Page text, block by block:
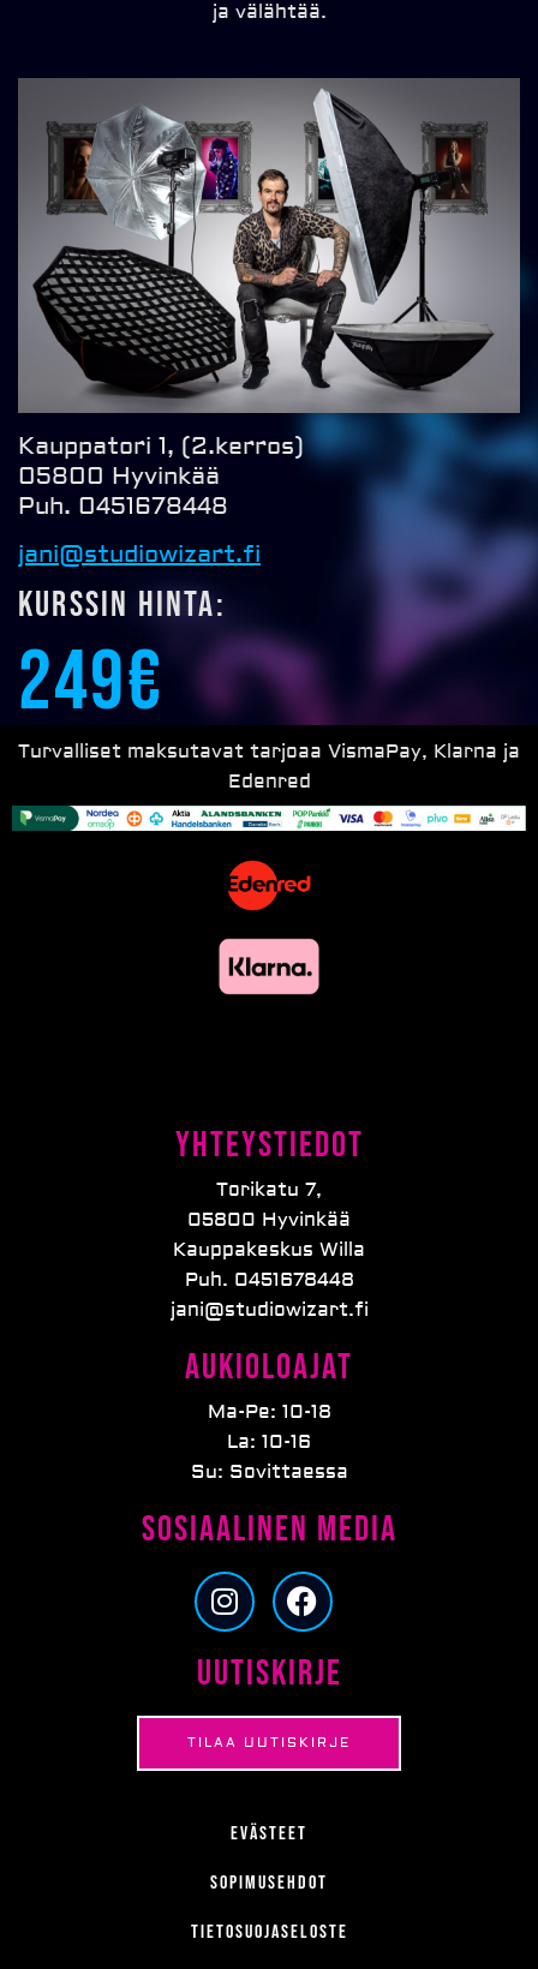
Kauppatori 1, (2.kerros)
05800 Hyvinkää
Puh. 0451678448
jani@studiowizart.fi
Kurssin hinta:
249€
ja välähtää.
Turvalliset maksutavat tarjoaa VismaPay, Klarna ja
Edenred
Yhteystiedot
Torikatu 7,
05800 Hyvinkää
Kauppakeskus Willa
Puh. 0451678448
jani@studiowizart.fi
Aukioloajat
Ma-Pe: 10-18
La: 10-16
Su: Sovittaessa
Sosiaalinen media
I
n
t
g
r
m
F
a
e
o
o
Uutiskirje
TILAA UUTISKIRJE
Evästeet
Sopimusehdot
Tietosuojaseloste